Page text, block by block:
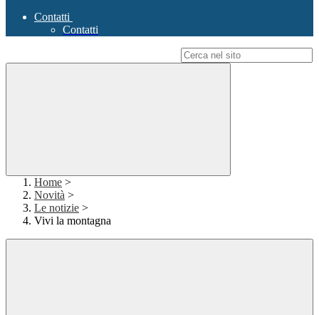
Contatti
Contatti
Home >
Novità >
Le notizie >
Vivi la montagna